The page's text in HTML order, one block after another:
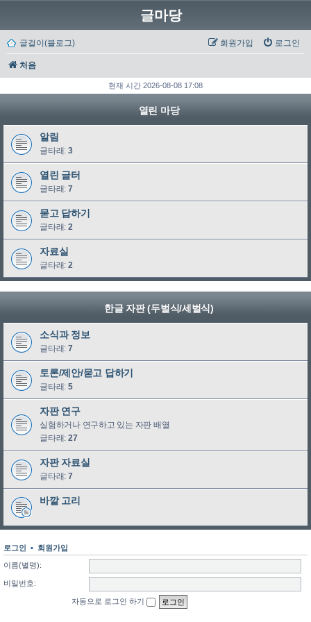
글마당
글걸이(블로그) 로그인
회원가입
처음
현재 시간 2026-08-08 17:08
열린 마당
알림
글타래: 3
열린 글터
글타래: 7
묻고 답하기
글타래: 2
자료실
글타래: 2
한글 자판 (두벌식/세벌식)
소식과 정보
글타래: 7
토론/제안/묻고 답하기
글타래: 5
자판 연구
실험하거나 연구하고 있는 자판 배열
글타래: 27
자판 자료실
글타래: 7
바깥 고리
로그인 • 회원가입
이름(별명):
비밀번호:
자동으로 로그인 하기